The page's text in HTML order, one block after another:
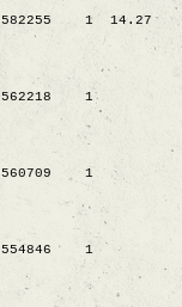
582255 1
14.27
562218
1
560709
1
554846
1